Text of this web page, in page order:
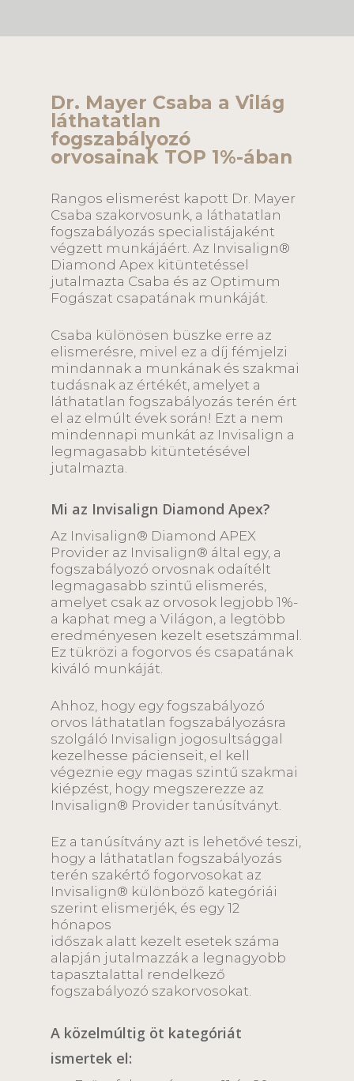
Dr. Mayer Csaba a Világ
láthatatlan
fogszabályozó
orvosainak TOP 1%-ában
Rangos elismerést kapott Dr. Mayer
Csaba szakorvosunk, a láthatatlan
fogszabályozás specialistájaként
végzett munkájáért. Az Invisalign®
Diamond Apex kitüntetéssel
jutalmazta Csaba és az Optimum
Fogászat csapatának munkáját.
Csaba különösen büszke erre az
elismerésre, mivel ez a díj fémjelzi
mindannak a munkának és szakmai
tudásnak az értékét, amelyet a
láthatatlan fogszabályozás terén ért
el az elmúlt évek során! Ezt a nem
mindennapi munkát az Invisalign a
legmagasabb kitüntetésével
jutalmazta.
Mi az Invisalign Diamond Apex?
Az Invisalign® Diamond APEX
Provider az Invisalign® által egy, a
fogszabályozó orvosnak odaítélt
legmagasabb szintű elismerés,
amelyet csak az orvosok legjobb 1%-
a kaphat meg a Világon, a legtöbb
eredményesen kezelt esetszámmal.
Ez tükrözi a fogorvos és csapatának
kiváló munkáját.
Ahhoz, hogy egy fogszabályozó
orvos láthatatlan fogszabályozásra
szolgáló Invisalign jogosultsággal
kezelhesse pácienseit, el kell
végeznie egy magas szintű szakmai
kiépzést, hogy megszerezze az
Invisalign® Provider tanúsítványt.
Ez a tanúsítvány azt is lehetővé teszi,
hogy a láthatatlan fogszabályozás
terén szakértő fogorvosokat az
Invisalign® különböző kategóriái
szerint elismerjék, és egy 12
hónapos
időszak alatt kezelt esetek száma
alapján jutalmazzák a legnagyobb
tapasztalattal rendelkező
fogszabályozó szakorvosokat.
A közelmúltig öt kategóriát
ismertek el: